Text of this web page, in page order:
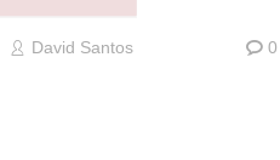
David Santos